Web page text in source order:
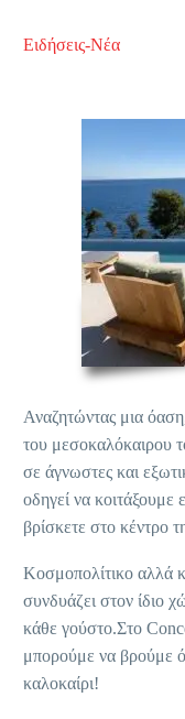
Ειδήσεις-Νέα
Αναζητώντας μια
του μεσοκαλόκαιρου
σε άγνωστες και
οδηγεί να κοιτάξουμε
βρίσκετε στο κέντρο
Κοσμοπολίτικο αλλά
συνδυάζει στον ίδιο
κάθε γούστο.Στο
μπορούμε να βρούμε
καλοκαίρι!